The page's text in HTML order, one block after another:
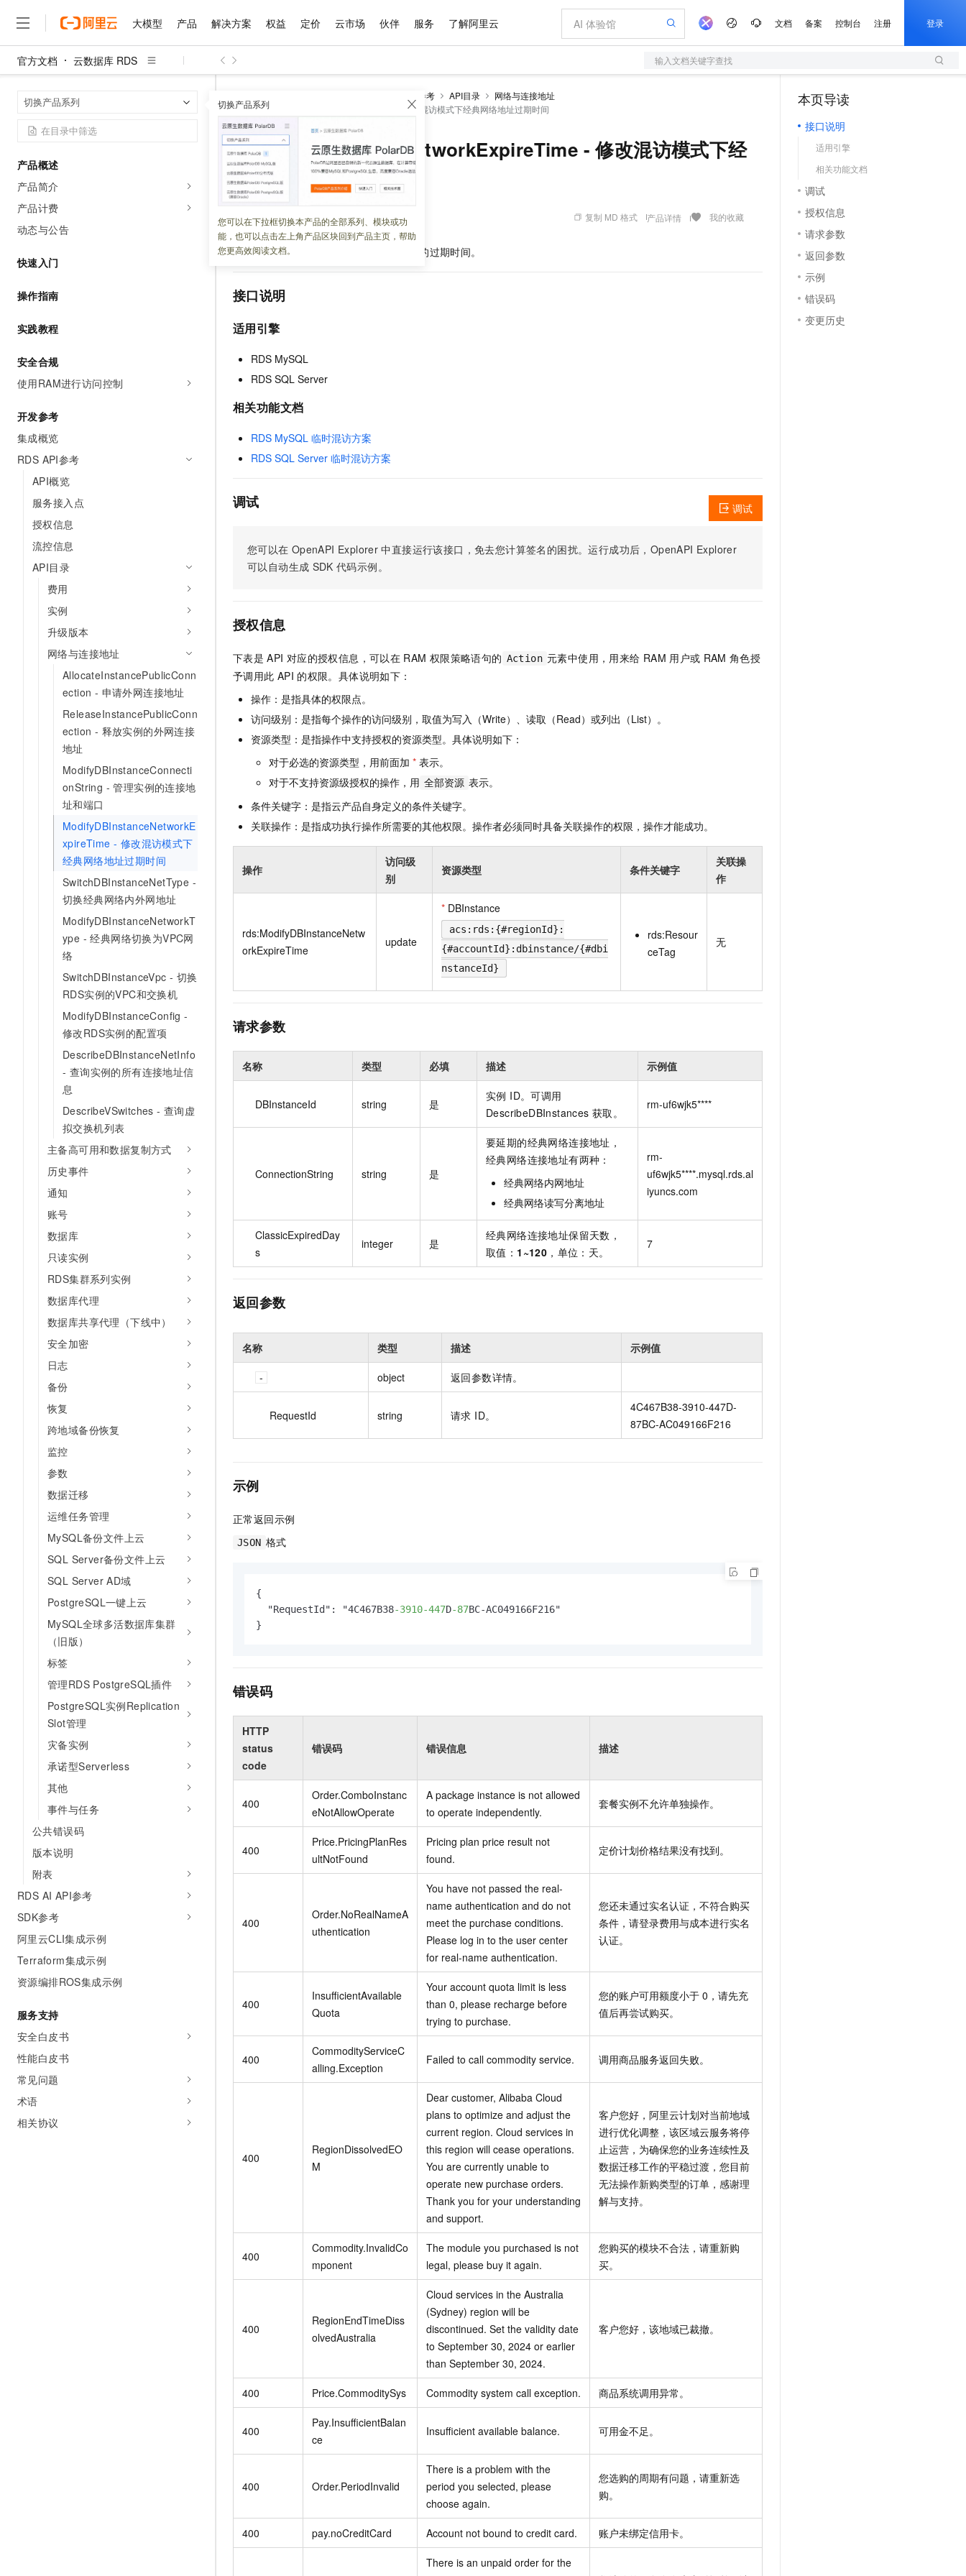
大模型 产品 解决方案 权益 定价 云市场 伙伴 服务 了解阿里云 文档 备案 控制台 注册 登录
官方文档 云数据库 RDS 输入文档关键字查找
切换产品系列 切换产品系列
您可以在下拉框切换本产品的全部系列、模块或功
能，也可以点击左上角产品区块回到产品主页，帮助
您更高效阅读文档。
产品概述
产品简介
产品计费
动态与公告
快速入门
操作指南
实践教程
安全合规
使用RAM进行访问控制
开发参考
集成概览
RDS API参考
API概览
服务接入点
授权信息
流控信息
API目录
费用
实例
升级版本
网络与连接地址
AllocateInstancePublicConn
ection - 申请外网连接地址
ReleaseInstancePublicConn
ection - 释放实例的外网连接
地址
ModifyDBInstanceConnecti
onString - 管理实例的连接地
址和端口
ModifyDBInstanceNetworkE
xpireTime - 修改混访模式下
经典网络地址过期时间
SwitchDBInstanceNetType -
切换经典网络内外网地址
ModifyDBInstanceNetworkT
ype - 经典网络切换为VPC网
络
SwitchDBInstanceVpc - 切换
RDS实例的VPC和交换机
ModifyDBInstanceConfig -
修改RDS实例的配置项
DescribeDBInstanceNetInfo
- 查询实例的所有连接地址信
息
DescribeVSwitches - 查询虚
拟交换机列表
主备高可用和数据复制方式
历史事件
通知
账号
数据库
只读实例
RDS集群系列实例
数据库代理
数据库共享代理（下线中）
安全加密
日志
备份
恢复
跨地域备份恢复
监控
参数
数据迁移
运维任务管理
MySQL备份文件上云
SQL Server备份文件上云
SQL Server AD域
PostgreSQL一键上云
MySQL全球多活数据库集群
（旧版）
标签
管理RDS PostgreSQL插件
PostgreSQL实例Replication
Slot管理
灾备实例
承诺型Serverless
其他
事件与任务
公共错误码
版本说明
附表
RDS AI API参考
SDK参考
阿里云CLI集成示例
Terraform集成示例
资源编排ROS集成示例
服务支持
安全白皮书
性能白皮书
常见问题
术语
相关协议
RDS API参考 API目录
网络与连接地址
ModifyDBInstanceNetworkExpireTime - 修改混访模式下经典网络地址过期时间
ModifyDBInstanceNetworkExpireTime - 修改混访模式下经
典网络地址过期时间
更新时间：2026-04-15 08:14:02 复制 MD 格式 产品详情 我的收藏
该接口用于修改混访模式下经典网络地址的过期时间。
接口说明
适用引擎
RDS MySQL
RDS SQL Server
相关功能文档
RDS MySQL 临时混访方案
RDS SQL Server 临时混访方案
调试
您可以在 OpenAPI Explorer 中直接运行该接口，免去您计算签名的困扰。运行成功后，OpenAPI Explorer
可以自动生成 SDK 代码示例。
调试
授权信息
下表是 API 对应的授权信息，可以在 RAM 权限策略语句的 Action 元素中使用，用来给 RAM 用户或 RAM 角色授
予调用此 API 的权限。具体说明如下：
操作：是指具体的权限点。
访问级别：是指每个操作的访问级别，取值为写入（Write）、读取（Read）或列出（List）。
资源类型：是指操作中支持授权的资源类型。具体说明如下：
对于必选的资源类型，用前面加 * 表示。
对于不支持资源级授权的操作，用 全部资源 表示。
条件关键字：是指云产品自身定义的条件关键字。
关联操作：是指成功执行操作所需要的其他权限。操作者必须同时具备关联操作的权限，操作才能成功。
操作
访问级
别
资源类型 条件关键字
关联操
作
rds:ModifyDBInstanceNetw
orkExpireTime
update
* DBInstance
acs:rds:{#regionId}:
{#accountId}:dbinstance/{#dbi
nstanceId}
rds:Resour
ceTag
无
请求参数
名称 类型 必填 描述 示例值
DBInstanceId string 是
实例 ID。可调用
DescribeDBInstances 获取。
rm-uf6wjk5****
ConnectionString string 是
要延期的经典网络连接地址，
经典网络连接地址有两种：
经典网络内网地址
经典网络读写分离地址
rm-
uf6wjk5****.mysql.rds.al
iyuncs.com
ClassicExpiredDay
s
integer 是
经典网络连接地址保留天数，
取值： 1~120 ，单位：天。
7
返回参数
名称 类型 描述 示例值
object 返回参数详情。
RequestId string 请求 ID。
4C467B38-3910-447D-
87BC-AC049166F216
示例
正常返回示例
JSON 格式
{
  "RequestId": "4C467B38
-3910-447D-87BC-AC049166F216"
}
错误码
HTTP
status
code
错误码 错误信息 描述
400
Order.ComboInstanc
eNotAllowOperate
A package instance is not allowed
to operate independently.
套餐实例不允许单独操作。
400
Price.PricingPlanRes
ultNotFound
Pricing plan price result not
found.
定价计划价格结果没有找到。
400
Order.NoRealNameA
uthentication
You have not passed the real-
name authentication and do not
meet the purchase conditions.
Please log in to the user center
for real-name authentication.
您还未通过实名认证，不符合购买
条件，请登录费用与成本进行实名
认证。
400
InsufficientAvailable
Quota
Your account quota limit is less
than 0, please recharge before
trying to purchase.
您的账户可用额度小于 0，请先充
值后再尝试购买。
400
CommodityServiceC
alling.Exception
Failed to call commodity service. 调用商品服务返回失败。
400
RegionDissolvedEO
M
Dear customer, Alibaba Cloud
plans to optimize and adjust the
current region. Cloud services in
this region will cease operations.
You are currently unable to
operate new purchase orders.
Thank you for your understanding
and support.
客户您好，阿里云计划对当前地域
进行优化调整，该区域云服务将停
止运营，为确保您的业务连续性及
数据迁移工作的平稳过渡，您目前
无法操作新购类型的订单，感谢理
解与支持。
400
Commodity.InvalidCo
mponent
The module you purchased is not
legal, please buy it again.
您购买的模块不合法，请重新购
买。
400
RegionEndTimeDiss
olvedAustralia
Cloud services in the Australia
(Sydney) region will be
discontinued. Set the validity date
to September 30, 2024 or earlier
than September 30, 2024.
客户您好，该地域已裁撤。
400 Price.CommoditySys Commodity system call exception. 商品系统调用异常。
400
Pay.InsufficientBalan
ce
Insufficient available balance. 可用金不足。
400 Order.PeriodInvalid
There is a problem with the
period you selected, please
choose again.
您选购的周期有问题，请重新选
购。
400 pay.noCreditCard Account not bound to credit card. 账户未绑定信用卡。
There is an unpaid order for the
本页导读
接口说明
适用引擎
相关功能文档
调试
授权信息
请求参数
返回参数
示例
错误码
变更历史
大模型
千问官方 MaaS 平台，为开发者和 Agent 而生，新用户赠送 1 亿 + tokens 额度
大模型
文本生成
Qwen3.8-Max HOT
智能体时代全能旗舰模型 Kimi 最新旗舰模型，长程编程与推理利器
HappyHorse-1.1-T2V
语音识别与合成
Qwen3-TTS-Flash
大模型服务
千问AI平台-Token Plan
千问AI平台-模型体验
Happy 系列大模型
大模型解决方案
10 分钟在聊天系统中增加一个 AI 助手
在企业官网、通讯软件中为客户提供 AI 客服
即刻拥有 DeepSeek-R1 满血版
多种方案随心选，轻松解锁专属 DeepSeek
超强辅助，Bolt.diy 一步搞定创意建站
通过自然语言交互简化开发流程,全栈开发支持
产品
精选产品
人工智能与机器学习
安全
中间件
大数据计算
媒体服务
企业服务与云通信
终端用户计算
Serverless
迁移与运维管理
专有云
精选产品
大模型服务平台百炼
大模型服务与应用平台
千问大模型
多元化、高性能、安全可靠的大模型服务
无影云电脑
随时随地安全接入的云上超级电脑
云解析DNS
云原生大数据计算服务 MaxCompute
面向分析的企业级SaaS模式云数据仓库
域名与网站
对象存储 OSS
一站式AI开发、训练和推理服务
Qoder CN
云数据库 RDS
面向真实软件的智能体编程平台
轻量应用服务器
数字证书管理服务（原SSL证书）
实现全站HTTPS，呈现可信的WEB访问
短信服务
大数据开发治理平台 DataWorks
解决方案
精选解决方案
AI
网络
可观测
上云与迁云
企业出海
精选解决方案
千问办公，解锁你的工作新方式
企业级Agent产品，直接交付可用成果
Agency Agents：拥有专属领域专家
多领域专家智能体,一键组建 AI 虚拟交付团队
HappyHorse 打造一站式影视创作平台
快速拥有专属 OpenClaw
睿译宝，AI翻译排版一步到位 NEW
GLM-5.2：长任务时代开源旗舰模型
自主进化，持久记忆，越用越聪明
Claude Code + GStack 打造工程团队
安装技能 GStack，拥有专属 AI 工程团队
即刻拥有 DeepSeek-V4-Pro
从聊天伙伴进化为能主动干活的本地数字员工
一句话生成原生可编辑精美 PPT 文稿
输入一句话想法, 轻松生成专业的 PPT
一键部署幻兽帕鲁游戏服务器
一键购买专属联机服务器，轻松开启游戏
漫剧工坊：一站式动画创作平台
快速生产连贯的高质量长漫剧
10 分钟搭建微信、支付宝小程序
高效部署网站，快速应用到小程序
权益 普惠上云
普惠上云 官方力荐
云服务器38元/年起，超值低价云产品抢先购
官方推荐返现计划
推荐新用户得奖励，单订单最高返9万
云工开物
高校专属算力普惠，学生认证享300元代金券
免费试用
解决方案免费试用 新老同享
最高领取价值200元试用点，立即开启云上创新
AI 产品 免费试用
140+云产品 免费试用
助力企业全员 AI 认知与能力提升
AI 特惠
智启 AI 普惠权益
阿里云 OPC 创新助力计划
至高百万元 Token 补贴，加速一人公司成长
Qwen3.8-Max 首发尝鲜，限时加量 10 倍，夜间低至2折
千问办公，限时限量积分加倍
你的AI工作搭子，覆盖日常办公高频场景
AI 场景体验
AI 电商营销
图文、视频一站生成，高效打造优质广告素材
AI 活动
AI 生产力先锋
先锋实践拓展 AI 生产力的边界
飞天发布时刻
所见，即是所愿
AI 实训营
从基础到进阶，Agent 创客手把手教你
创新加速
覆盖90%+业务场景，专享组合折扣价
定价 产品定价
了解云产品的定价详情
云上成本管理
管理和优化成本
价格计算器
自助选配和估算价格
价格优势
推动算力普惠，释放技术红利
配置报价器
阿里云 OPC 创新助力计划
Token 补贴，五大权
益加速 OPC 成功
云市场 精选商城
网站建设
多端小程序
Salesforce 国际版订阅
友盟天域
观测云
Tuya 物联网平台阿里云版
电子合同
AI空中课堂在线直播课堂（旗舰版）
生态解决方案
行业生态解决方案
开发者生态解决方案
AI 开发和 AI 应用解决方案
数据与 API
数据集
身份实名认证
短信
OCR 文字识别
发票查验
基础软件
CentOS
JAVA
APP 开发
专业服务
公司注册
上云迁移
代维服务
伙伴 成为销售伙伴
分销伙伴
咨询伙伴
销售伙伴合作计划
Salesforce On Alibaba Cloud
Consulting Partner 合作计划
AI 大模型销售与服务生态合作计划
成为产品伙伴
产品生态集成认证中心
产品生态伙伴工作台
产品伙伴合作计划
云存储合作计划
云网络合作计划
服务伙伴合作计划
Al MaaS 服务伙伴赋能合作
伙伴信用分合作计划
更多支持
合作伙伴培训与认证
查询合作伙伴
登录合作伙伴管理后台
服务 售前咨询
在线服务
售后服务
自助服务
工单服务
短信专区
企业增值服务
企业支持计划
企业增值服务台
服务实践
创新中心
阿里云认证
训练营
开发者社区
镜像站
我要反馈
我要建议
我要投诉
了解阿里云 为什么选择阿里云
什么是云计算
技术领先
稳定可靠
安全合规
分析师报告
研究报告与白皮书
云开发大赛
入门学习赛
最佳实践
云上春晚
云栖战略参考
云上的中国
金融模力时刻
市场活动
阿里云中企出海大会
云栖大会
魔搭 ModelScope
加入我们